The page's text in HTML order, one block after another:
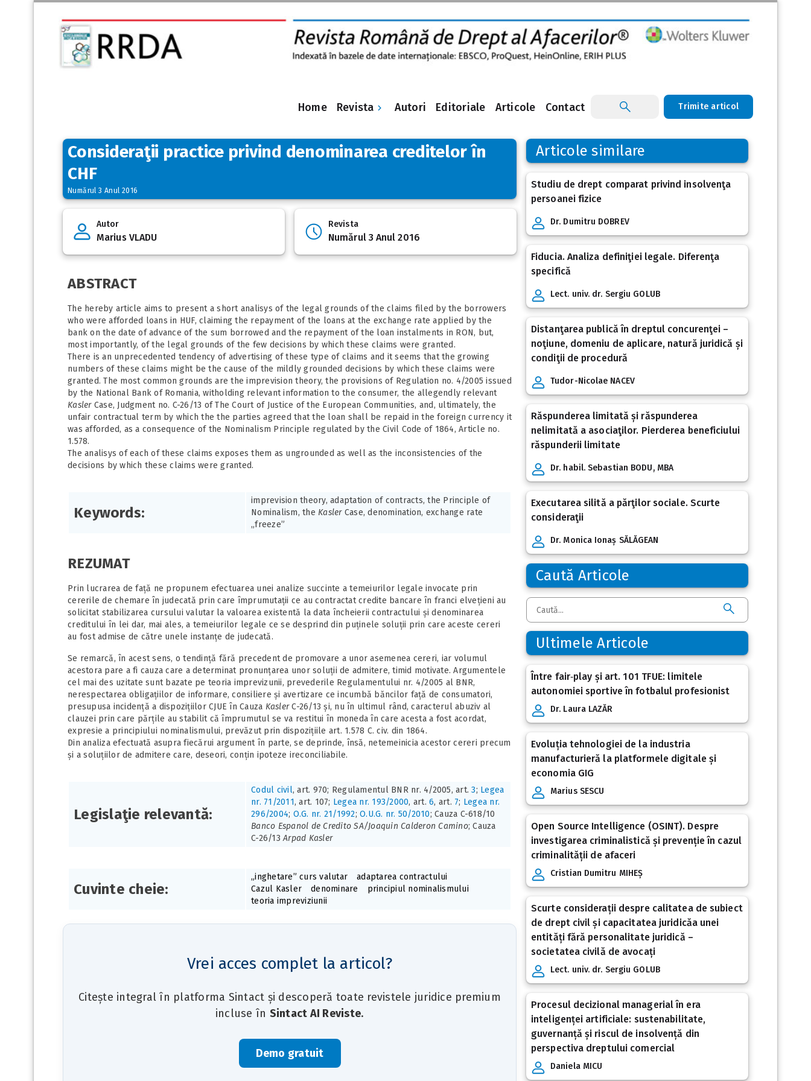
Home Revista Autori Editoriale Articole Contact Trimite articol
Consideraţii practice privind denominarea creditelor în
CHF
Numărul 3 Anul 2016
Autor
Marius VLADU
Revista
Numărul 3 Anul 2016
ABSTRACT
The hereby article aims to present a short analisys of the legal grounds of the claims filed by the borrowers
who were afforded loans in HUF, claiming the repayment of the loans at the exchange rate applied by the
bank on the date of advance of the sum borrowed and the repayment of the loan instalments in RON, but,
most importantly, of the legal grounds of the few decisions by which these claims were granted.
There is an unprecedented tendency of advertising of these type of claims and it seems that the growing
numbers of these claims might be the cause of the mildly grounded decisions by which these claims were
granted. The most common grounds are the imprevision theory, the provisions of Regulation no. 4/2005 issued
by the National Bank of Romania, witholding relevant information to the consumer, the allegendly relevant
KaslerCase, Judgment no. C-26/13 of The Court of Justice of the European Communities, and, ultimately, the
unfair contractual term by which the the parties agreed that the loan shall be repaid in the foreign currency it
was afforded, as a consequence of the Nominalism Principle regulated by the Civil Code of 1864, Article no.
1.578.
The analisys of each of these claims exposes them as ungrounded as well as the inconsistencies of the
decisions by which these claims were granted.
Keywords:
imprevision theory, adaptation of contracts, the Principle of
Nominalism, the KaslerCase, denomination, exchange rate
„freeze”
REZUMAT
Prin lucrarea de față ne propunem efectuarea unei analize succinte a temeiurilor legale invocate prin
cererile de chemare în judecată prin care împrumutații ce au contractat credite bancare în franci elvețieni au
solicitat stabilizarea cursului valutar la valoarea existentă la data încheierii contractului și denominarea
creditului în lei dar, mai ales, a temeiurilor legale ce se desprind din puținele soluții prin care aceste cereri
au fost admise de către unele instanțe de judecată.
Se remarcă, în acest sens, o tendință fără precedent de promovare a unor asemenea cereri, iar volumul
acestora pare a fi cauza care a determinat pronunțarea unor soluții de admitere, timid motivate. Argumentele
cel mai des uzitate sunt bazate pe teoria imprevizunii, prevederile Regulamentului nr. 4/2005 al BNR,
nerespectarea obligațiilor de informare, consiliere și avertizare ce incumbă băncilor față de consumatori,
presupusa incidență a dispozițiilor CJUE în Cauza KaslerC-26/13 și, nu în ultimul rând, caracterul abuziv al
clauzei prin care părțile au stabilit că împrumutul se va restitui în moneda în care acesta a fost acordat,
expresie a principiului nominalismului, prevăzut prin dispozițiile art. 1.578 C. civ. din 1864.
Din analiza efectuată asupra fiecărui argument în parte, se deprinde, însă, netemeinicia acestor cereri precum
și a soluțiilor de admitere care, deseori, conțin ipoteze ireconciliabile.
Legislaţie relevantă:
Codul civil, art. 970; Regulamentul BNR nr. 4/2005, art.3; Legea
nr. 71/2011, art. 107; Legea nr. 193/2000, art. 6, art. 7; Legea nr.
296/2004; O.G. nr. 21/1992; O.U.G. nr. 50/2010; Cauza C-618/10
Banco Espanol de Credito SA/Joaquin Calderon Camino; Cauza
C-26/13Arpad Kasler
Cuvinte cheie:
„inghetare” curs valutar
adaptarea contractului
Cazul Kasler
denominare
principiul nominalismului
teoria impreviziunii
Vrei acces complet la articol?
Citește integral în platforma Sintact și descoperă toate revistele juridice premium
incluse în Sintact AI Reviste.
Demo gratuit
Articole similare
Studiu de drept comparat privind insolvenţa
persoanei fizice
Dr. Dumitru DOBREV
Fiducia. Analiza definiţiei legale. Diferenţa
specifică
Lect. univ. dr. Sergiu GOLUB
Distanţarea publică în dreptul concurenţei –
noţiune, domeniu de aplicare, natură juridică și
condiţii de procedură
Tudor-Nicolae NACEV
Răspunderea limitată și răspunderea
nelimitată a asociaţilor. Pierderea beneficiului
răspunderii limitate
Dr. habil. Sebastian BODU, MBA
Executarea silită a părţilor sociale. Scurte
consideraţii
Dr. Monica Ionaș SĂLĂGEAN
Caută Articole
Ultimele Articole
Între fair‑play și art. 101 TFUE: limitele
autonomiei sportive în fotbalul profesionist
Dr. Laura LAZĂR
Evoluția tehnologiei de la industria
manufacturieră la platformele digitale și
economia GIG
Marius SESCU
Open Source Intelligence (OSINT). Despre
investigarea criminalistică și prevenție în cazul
criminalității de afaceri
Cristian Dumitru MIHEȘ
Scurte considerații despre calitatea de subiect
de drept civil și capacitatea juridicăa unei
entități fără personalitate juridică –
societatea civilă de avocați
Lect. univ. dr. Sergiu GOLUB
Procesul decizional managerial în era
inteligenței artificiale: sustenabilitate,
guvernanță și riscul de insolvență din
perspectiva dreptului comercial
Daniela MICU